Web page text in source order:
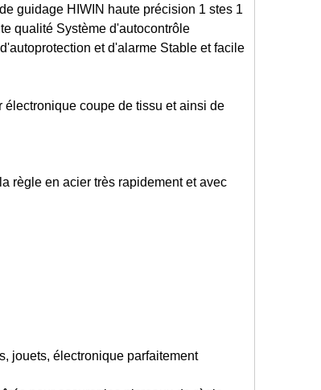
guidage HIWIN haute précision 1 stes 1
qualité Système d'autocontrôle
et d'alarme Stable et facile
coupe de tissu et ainsi de
règle en acier très rapidement et avec
jouets, électronique parfaitement